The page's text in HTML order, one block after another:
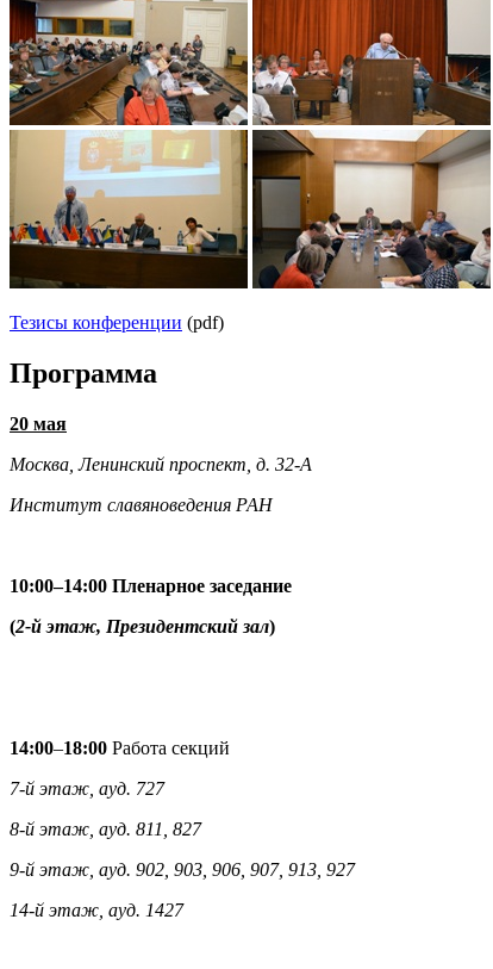
Тезисы конференции (pdf)
Программа
20 мая
Москва, Ленинский проспект, д. 32-А
Институт славяноведения РАН
10:00–14:00 Пленарное заседание
(2-й этаж, Президентский зал)
14:00–18:00 Работа секций
7-й этаж, ауд. 727
8-й этаж, ауд. 811, 827
9-й этаж, ауд. 902, 903, 906, 907, 913, 927
14-й этаж, ауд. 1427